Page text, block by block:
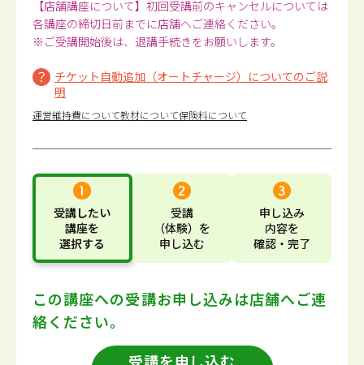
【店舗講座について】初回受講前のキャンセルについては
各講座の締切日前までに店舗へご連絡ください。
※ご受講開始後は、退講手続きをお願いします。
チケット自動追加（オートチャージ）についてのご説
明
運営維持費について教材について保険料について
受講したい
講座を
選択する
受講
（体験） を
申し込む
申し込み
内容を
確認・完了
この講座への受講お申し込みは店舗へご連
絡ください。